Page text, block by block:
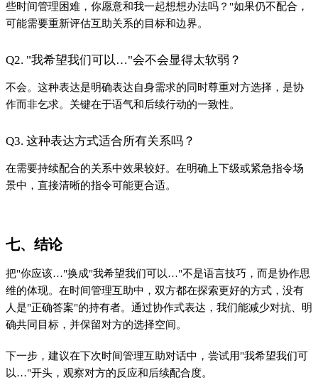
些时间管理困难，你愿意和我一起想想办法吗？"如果仍不配合，
可能需要重新评估互助关系的目标和边界。
Q2. "我希望我们可以…"会不会显得太软弱？
不会。这种表达是明确表达自身需求的同时尊重对方选择，是协
作而非乞求。关键在于语气和后续行动的一致性。
Q3. 这种表达方式适合所有关系吗？
在需要持续配合的关系中效果较好。在明确上下级或紧急指令场
景中，直接清晰的指令可能更合适。
七、结论
把"你应该…"换成"我希望我们可以…"不是语言技巧，而是协作思
维的体现。在时间管理互助中，双方都在探索更好的方式，没有
人是"正确答案"的持有者。通过协作式表达，我们能减少对抗、明
确共同目标，并保留对方的选择空间。
下一步，建议在下次时间管理互助对话中，尝试用"我希望我们可
以…"开头，观察对方的反应和后续配合度。